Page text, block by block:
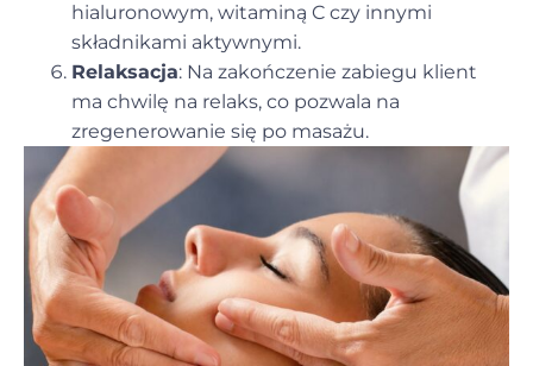
hialuronowym, witaminą C czy innymi
składnikami aktywnymi.
Relaksacja: Na zakończenie zabiegu klient
ma chwilę na relaks, co pozwala na
zregenerowanie się po masażu.